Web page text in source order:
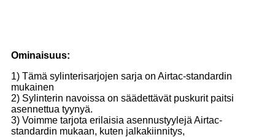
Ominaisuus:
1) Tämä sylinterisarjojen sarja on Airtac-standardin
mukainen
2) Sylinterin navoissa on säädettävät puskurit paitsi
asennettua tyynyä.
3) Voimme tarjota erilaisia ​​​​asennustyylejä Airtac-
standardin mukaan, kuten jalkakiinnitys,